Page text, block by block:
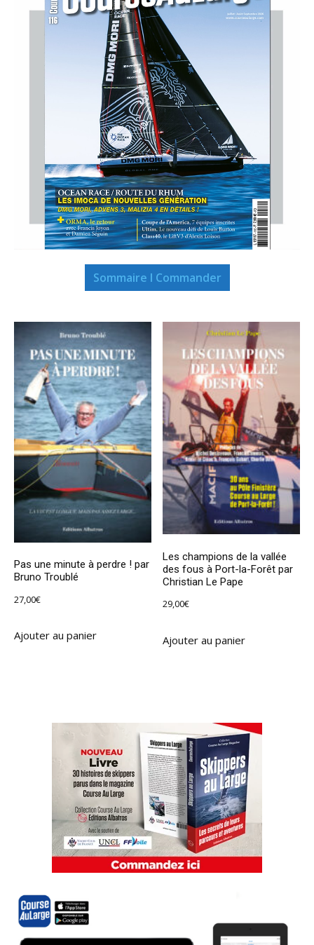
Sommaire I Commander
Pas une minute à perdre ! par
Bruno Troublé
27,00€
Ajouter au panier
Les champions de la vallée
des fous à Port-la-Forêt par
Christian Le Pape
29,00€
Ajouter au panier